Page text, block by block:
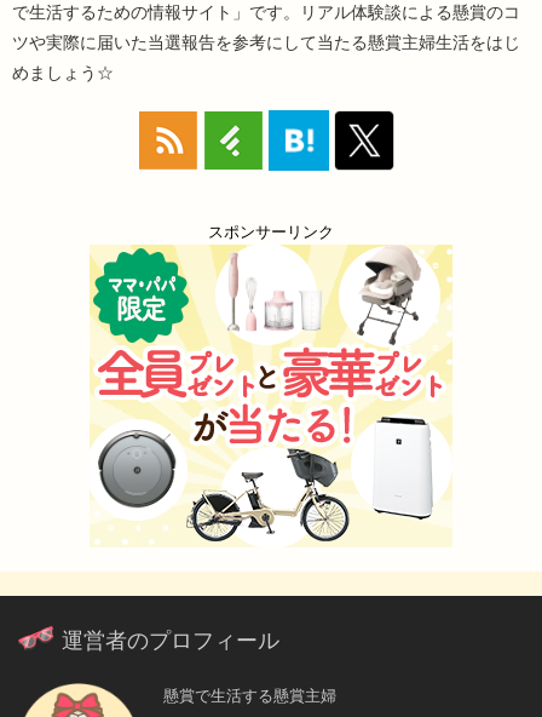
で生活するための情報サイト」です。リアル体験談による懸賞のコ
ツや実際に届いた当選報告を参考にして当たる懸賞主婦生活をはじ
めましょう☆
スポンサーリンク
運営者のプロフィール
懸賞で生活する懸賞主婦